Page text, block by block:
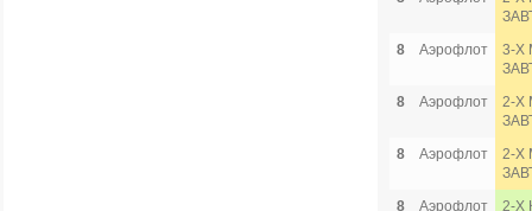
8
Аэрофлот
3-Х
8
Аэрофлот
2-Х
8
Аэрофлот
2-Х
8
Аэрофлот
2-Х